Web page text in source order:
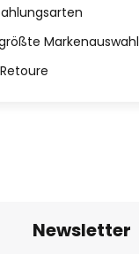
Markenauswahl
Newsletter